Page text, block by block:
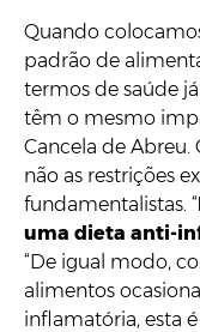
Quando
padrão de
termos de saúde
têm o mesmo
Cancela de Abreu.
não as restrições
fundamentalistas. “
uma dieta anti-
“De igual modo,
alimentos
inflamatória, esta